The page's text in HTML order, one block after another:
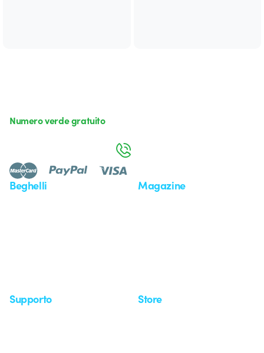
Beghelli Magazine
Supporto Store
Numero verde gratuito